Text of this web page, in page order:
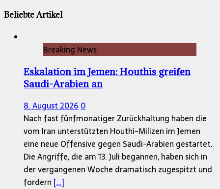
Beliebte Artikel
Breaking News
Eskalation im Jemen: Houthis greifen
Saudi-Arabien an
8. August 2026 0
Nach fast fünfmonatiger Zurückhaltung haben die
vom Iran unterstützten Houthi-Milizen im Jemen
eine neue Offensive gegen Saudi-Arabien gestartet.
Die Angriffe, die am 13. Juli begannen, haben sich in
der vergangenen Woche dramatisch zugespitzt und
fordern [...]